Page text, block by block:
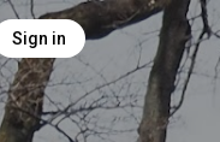
Sign in